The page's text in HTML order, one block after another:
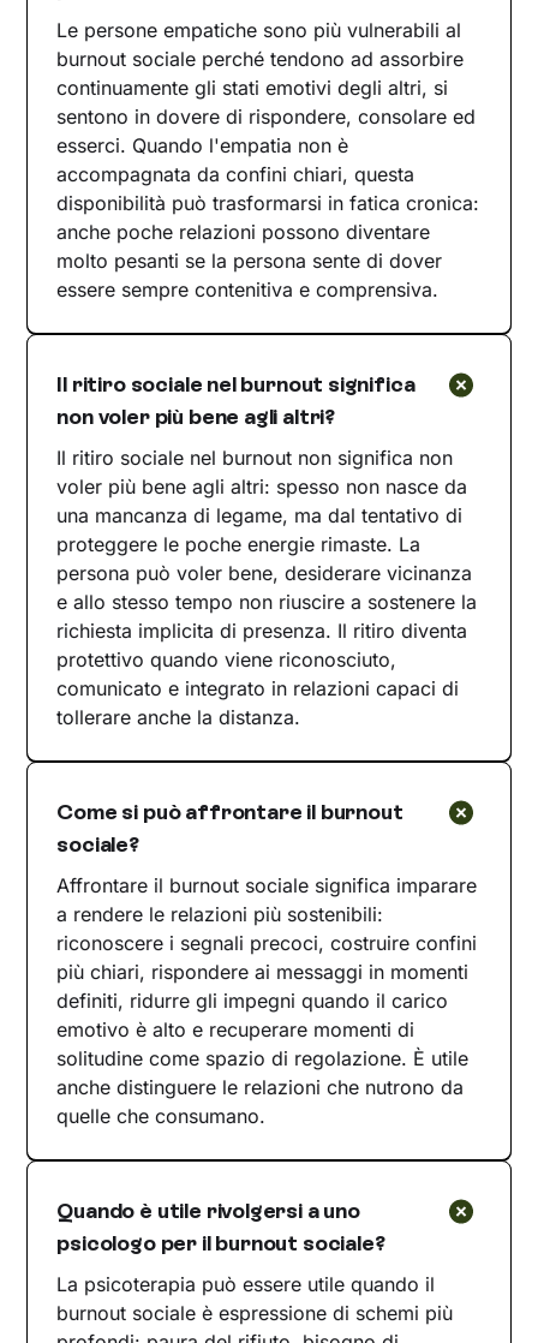
Le persone empatiche sono più vulnerabili al
burnout sociale perché tendono ad assorbire
continuamente gli stati emotivi degli altri, si
sentono in dovere di rispondere, consolare ed
esserci. Quando l'empatia non è
accompagnata da confini chiari, questa
disponibilità può trasformarsi in fatica cronica:
anche poche relazioni possono diventare
molto pesanti se la persona sente di dover
essere sempre contenitiva e comprensiva.
Il ritiro sociale nel burnout significa
non voler più bene agli altri?
Il ritiro sociale nel burnout non significa non
voler più bene agli altri: spesso non nasce da
una mancanza di legame, ma dal tentativo di
proteggere le poche energie rimaste. La
persona può voler bene, desiderare vicinanza
e allo stesso tempo non riuscire a sostenere la
richiesta implicita di presenza. Il ritiro diventa
protettivo quando viene riconosciuto,
comunicato e integrato in relazioni capaci di
tollerare anche la distanza.
Come si può affrontare il burnout
sociale?
Affrontare il burnout sociale significa imparare
a rendere le relazioni più sostenibili:
riconoscere i segnali precoci, costruire confini
più chiari, rispondere ai messaggi in momenti
definiti, ridurre gli impegni quando il carico
emotivo è alto e recuperare momenti di
solitudine come spazio di regolazione. È utile
anche distinguere le relazioni che nutrono da
quelle che consumano.
Quando è utile rivolgersi a uno
psicologo per il burnout sociale?
La psicoterapia può essere utile quando il
burnout sociale è espressione di schemi più